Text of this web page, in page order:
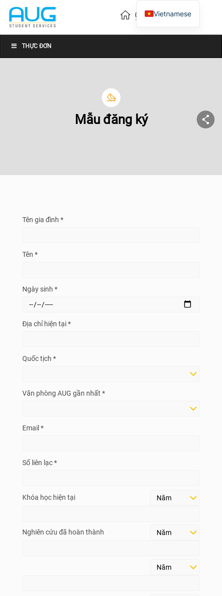
THỰC ĐƠN
Mẫu đăng ký
Tên gia đình *
Tên *
Ngày sinh *
Địa chỉ hiện tại *
Quốc tịch *
Văn phòng AUG gần nhất *
Email *
Số liên lạc *
Khóa học hiện tại
Nghiên cứu đã hoàn thành
Vietnamese